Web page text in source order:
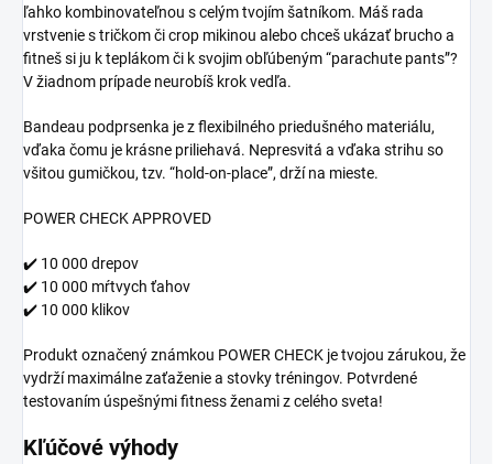
ľahko kombinovateľnou s celým tvojím šatníkom. Máš rada
vrstvenie s tričkom či crop mikinou alebo chceš ukázať brucho a
fitneš si ju k teplákom či k svojim obľúbeným “parachute pants”?
V žiadnom prípade neurobíš krok vedľa.
Bandeau podprsenka je z flexibilného priedušného materiálu,
vďaka čomu je krásne priliehavá. Nepresvitá a vďaka strihu so
všitou gumičkou, tzv. “hold-on-place”, drží na mieste.
POWER CHECK APPROVED
✔️ 10 000 drepov
✔️ 10 000 mŕtvych ťahov
✔️ 10 000 klikov
Produkt označený známkou POWER CHECK je tvojou zárukou, že
vydrží maximálne zaťaženie a stovky tréningov. Potvrdené
testovaním úspešnými fitness ženami z celého sveta!
Kľúčové výhody